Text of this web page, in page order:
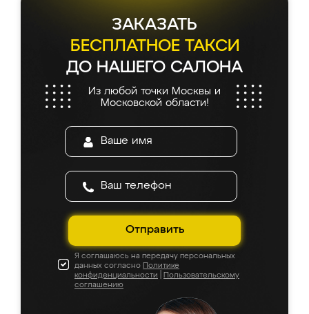
ЗАКАЗАТЬ
БЕСПЛАТНОЕ ТАКСИ
ДО НАШЕГО САЛОНА
Из любой точки Москвы и
Московской области!
Отправить
Я соглашаюсь на передачу персональных
данных согласно Политике
конфиденциальности
Пользовательскому
соглашению